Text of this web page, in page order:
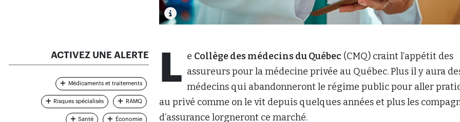
L e Collège des médecins du Québec (CMQ) craint l’appétit des
assureurs pour la médecine privée au Québec. Plus il y aura
médecins qui abandonneront le régime public pour aller
au privé comme on le vit depuis quelques années et plus les
d’assurance lorgneront ce marché.
ACTIVEZ UNE ALERTE
Médicaments et traitements
Risques spécialisés RAMQ
Santé Économie